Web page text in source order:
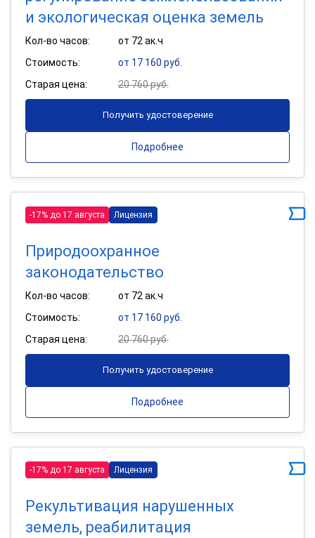
и экологическая оценка земель
Кол-во часов:
от 72 ак.ч
Стоимость:
от 17 160 руб.
Старая цена:
20 760 руб.
Получить удостоверение
Подробнее
-17% до 17 августа Лицензия
Природоохранное
законодательство
Кол-во часов:
от 72 ак.ч
Стоимость:
от 17 160 руб.
Старая цена:
20 760 руб.
Получить удостоверение
Подробнее
-17% до 17 августа Лицензия
Рекультивация нарушенных
земель, реабилитация